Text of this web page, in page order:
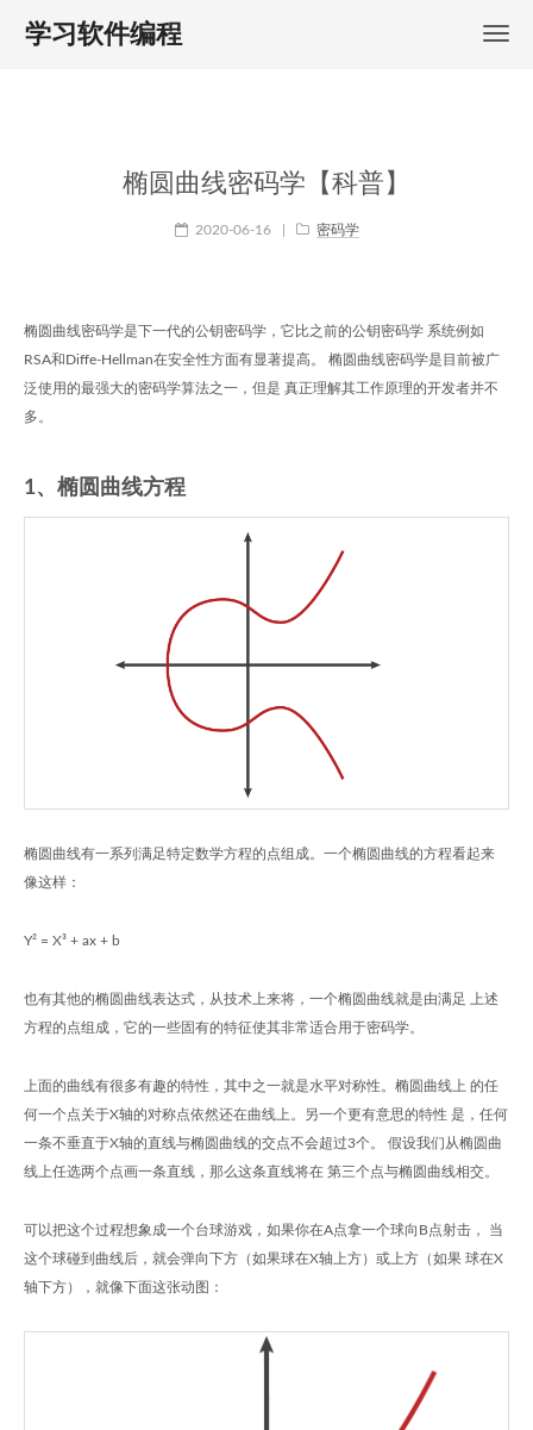
学习软件编程
椭圆曲线密码学【科普】
2020-06-16 密码学
椭圆曲线密码学是下一代的公钥密码学，它比之前的公钥密码学 系统例如
RSA和Diffe-Hellman在安全性方面有显著提高。 椭圆曲线密码学是目前被广
泛使用的最强大的密码学算法之一，但是 真正理解其工作原理的开发者并不
多。
1、椭圆曲线方程
椭圆曲线有一系列满足特定数学方程的点组成。一个椭圆曲线的方程看起来
像这样：
Y² = X³ + ax + b
也有其他的椭圆曲线表达式，从技术上来将，一个椭圆曲线就是由满足 上述
方程的点组成，它的一些固有的特征使其非常适合用于密码学。
上面的曲线有很多有趣的特性，其中之一就是水平对称性。椭圆曲线上 的任
何一个点关于X轴的对称点依然还在曲线上。另一个更有意思的特性 是，任何
一条不垂直于X轴的直线与椭圆曲线的交点不会超过3个。 假设我们从椭圆曲
线上任选两个点画一条直线，那么这条直线将在 第三个点与椭圆曲线相交。
可以把这个过程想象成一个台球游戏，如果你在A点拿一个球向B点射击， 当
这个球碰到曲线后，就会弹向下方（如果球在X轴上方）或上方（如果 球在X
轴下方），就像下面这张动图：